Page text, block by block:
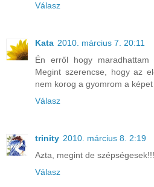
Válasz
Kata 2010. március 7. 20:11
Én erről hogy
Megint szerencse, hogy az
nem korog a gyomrom a
Válasz
trinity 2010. március 8. 2:19
Azta, megint de szépségesek!!!
Válasz